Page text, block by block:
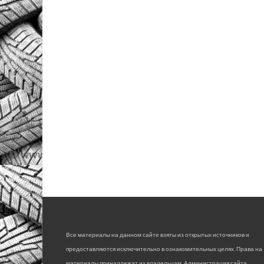
Все материалы на данном сайте взяты из открытых источников и
предоставляются исключительно в ознакомительных целях. Права на